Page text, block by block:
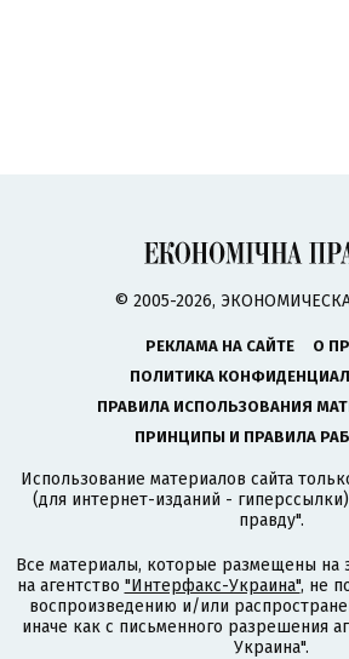
© 2005-2026,
РЕКЛАМА НА САЙТЕ
О
ПОЛИТИКА
ПРАВИЛА ИСПОЛЬЗОВАНИЯ
ПРИНЦИПЫ И ПРАВИЛА
Использование материалов сайта
(для интернет-изданий -
правду".
Все материалы, которые размещены на
на агентство "Интерфакс-Украина", не
воспроизведению и/или
иначе как с письменного разрешения
Украина".